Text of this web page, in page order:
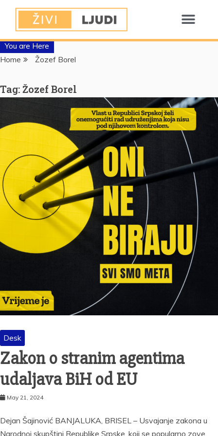
You are Here
Home
Žozef Borel
Tag:Žozef Borel
Desk
Zakon o stranim agentima
udaljava BiH od EU
May 21, 2024
Dejan Šajinović BANJALUKA, BRISEL – Usvajanje zakona u
Narodnoj skupštini Republike Srpske, koji se popularno zove